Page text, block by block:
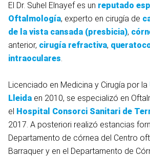
El Dr. Suhel Elnayef es un reputado
Oftalmología, experto en cirugía de
de la vista cansada (presbicia),
anterior, cirugía refractiva,
intraoculares.
Licenciado en Medicina y Cirugía por la
Lleida en 2010, se especializó en
el Hospital Consorci Sanitari de
2017. A posteriori realizó estancias
Departamento de córnea del Centro
Barraquer y en el Departamento de